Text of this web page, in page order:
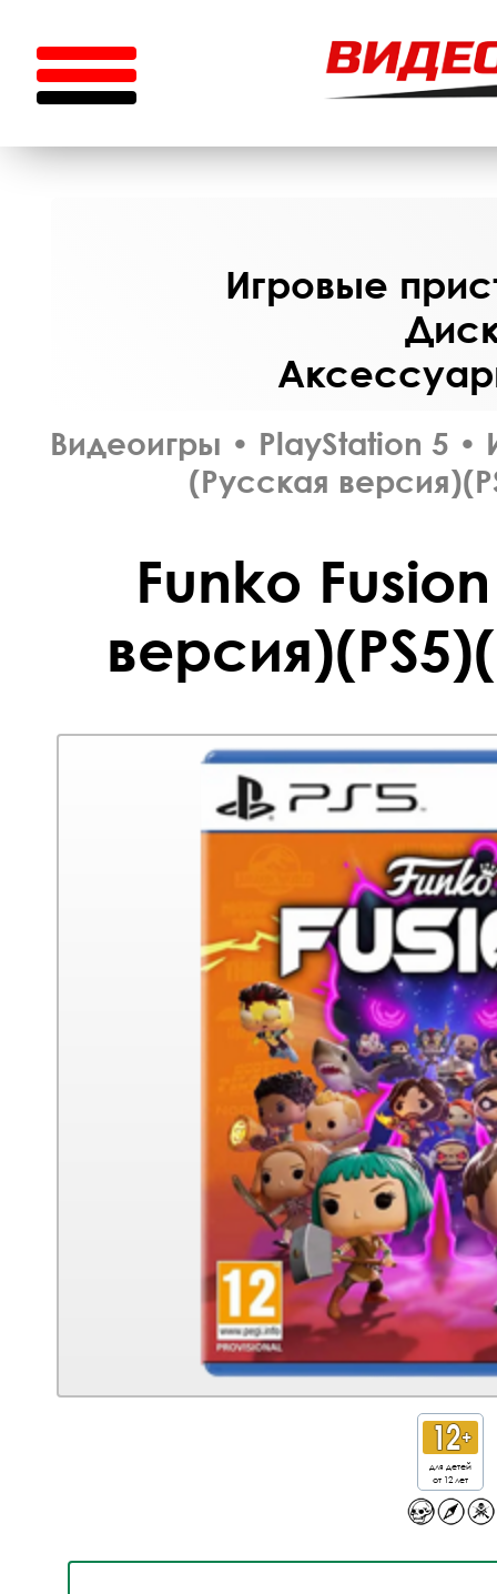
Игровые
Видеоигры • PlayStation 5 •
(Русская
Funko
для детей
от 12 лет